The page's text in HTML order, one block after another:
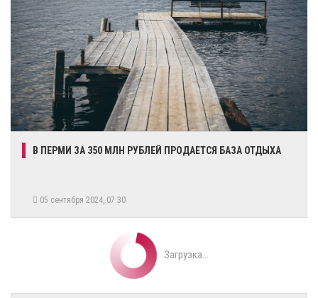
​В ПЕРМИ ЗА 350 МЛН РУБЛЕЙ ПРОДАЕТСЯ БАЗА ОТДЫХА
05 сентября 2024, 07:30
Загрузка...